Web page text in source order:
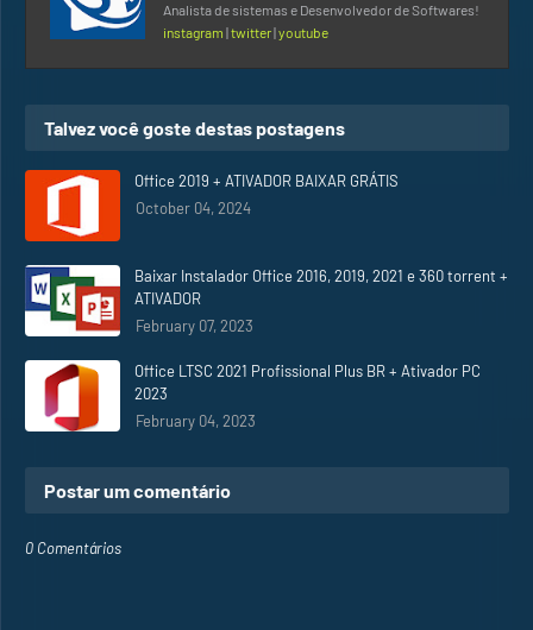
Analista de sistemas e Desenvolvedor de Softwares!
instagram |twitter|youtube
Talvez você goste destas postagens
Office 2019 + ATIVADOR BAIXAR GRÁTIS
October 04, 2024
Baixar Instalador Office 2016, 2019, 2021 e 360 torrent +
ATIVADOR
February 07, 2023
Office LTSC 2021 Profissional Plus BR + Ativador PC
2023
February 04, 2023
Postar um comentário
0 Comentários